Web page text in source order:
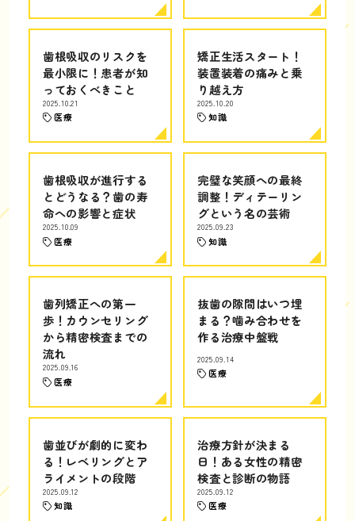
歯根吸収のリスクを
最小限に！患者が知
っておくべきこと
2025.10.21
医療
矯正生活スタート！
装置装着の痛みと乗
り越え方
2025.10.20
知識
歯根吸収が進行する
とどうなる？歯の寿
命への影響と症状
2025.10.09
医療
完璧な笑顔への最終
調整！ディテーリン
グという名の芸術
2025.09.23
知識
歯列矯正への第一
歩！カウンセリング
から精密検査までの
流れ
2025.09.16
医療
抜歯の隙間はいつ埋
まる？噛み合わせを
作る治療中盤戦
2025.09.14
医療
歯並びが劇的に変わ
る！レベリングとア
ライメントの段階
2025.09.12
知識
治療方針が決まる
日！ある女性の精密
検査と診断の物語
2025.09.12
医療